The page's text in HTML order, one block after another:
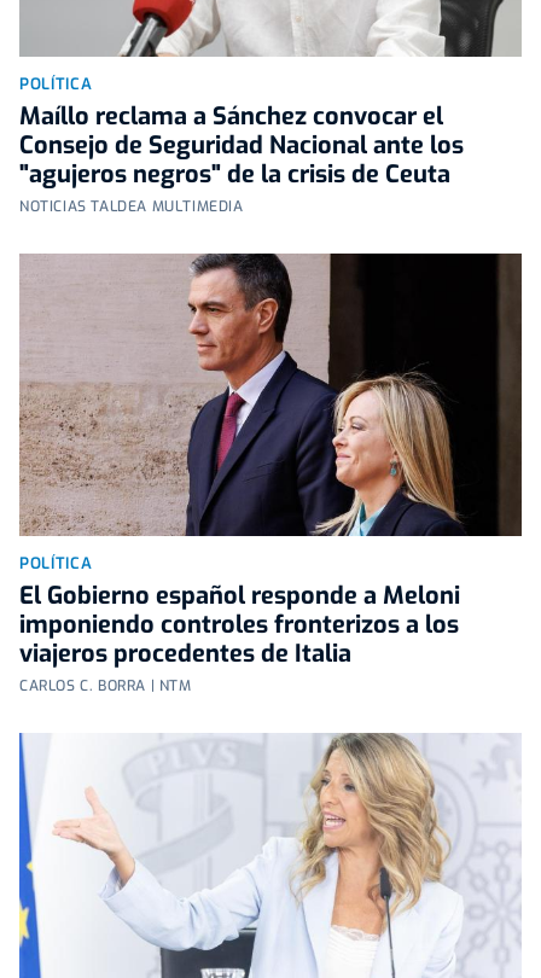
POLÍTICA
Maíllo reclama a Sánchez convocar el
Consejo de Seguridad Nacional ante los
"agujeros negros" de la crisis de Ceuta
NOTICIAS TALDEA MULTIMEDIA
POLÍTICA
El Gobierno español responde a Meloni
imponiendo controles fronterizos a los
viajeros procedentes de Italia
CARLOS C. BORRA | NTM